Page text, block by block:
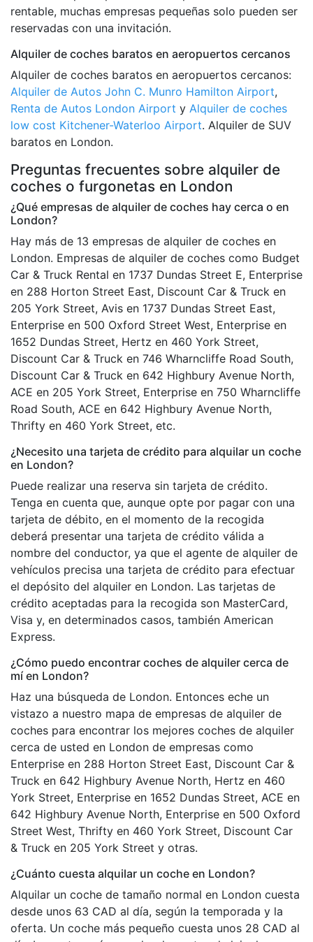
rentable, muchas empresas pequeñas solo pueden ser
reservadas con una invitación.
Alquiler de coches baratos en aeropuertos cercanos
Alquiler de coches baratos en aeropuertos cercanos:
Alquiler de Autos John C. Munro Hamilton Airport,
Renta de Autos London Airport y Alquiler de coches
low cost Kitchener-Waterloo Airport. Alquiler de SUV
baratos en London.
Preguntas frecuentes sobre alquiler de
coches o furgonetas en London
¿Qué empresas de alquiler de coches hay cerca o en
London?
Hay más de 13 empresas de alquiler de coches en
London. Empresas de alquiler de coches como Budget
Car & Truck Rental en 1737 Dundas Street E, Enterprise
en 288 Horton Street East, Discount Car & Truck en
205 York Street, Avis en 1737 Dundas Street East,
Enterprise en 500 Oxford Street West, Enterprise en
1652 Dundas Street, Hertz en 460 York Street,
Discount Car & Truck en 746 Wharncliffe Road South,
Discount Car & Truck en 642 Highbury Avenue North,
ACE en 205 York Street, Enterprise en 750 Wharncliffe
Road South, ACE en 642 Highbury Avenue North,
Thrifty en 460 York Street, etc.
¿Necesito una tarjeta de crédito para alquilar un coche
en London?
Puede realizar una reserva sin tarjeta de crédito.
Tenga en cuenta que, aunque opte por pagar con una
tarjeta de débito, en el momento de la recogida
deberá presentar una tarjeta de crédito válida a
nombre del conductor, ya que el agente de alquiler de
vehículos precisa una tarjeta de crédito para efectuar
el depósito del alquiler en London. Las tarjetas de
crédito aceptadas para la recogida son MasterCard,
Visa y, en determinados casos, también American
Express.
¿Cómo puedo encontrar coches de alquiler cerca de
mí en London?
Haz una búsqueda de London. Entonces eche un
vistazo a nuestro mapa de empresas de alquiler de
coches para encontrar los mejores coches de alquiler
cerca de usted en London de empresas como
Enterprise en 288 Horton Street East, Discount Car &
Truck en 642 Highbury Avenue North, Hertz en 460
York Street, Enterprise en 1652 Dundas Street, ACE en
642 Highbury Avenue North, Enterprise en 500 Oxford
Street West, Thrifty en 460 York Street, Discount Car
& Truck en 205 York Street y otras.
¿Cuánto cuesta alquilar un coche en London?
Alquilar un coche de tamaño normal en London cuesta
desde unos 63 CAD al día, según la temporada y la
oferta. Un coche más pequeño cuesta unos 28 CAD al